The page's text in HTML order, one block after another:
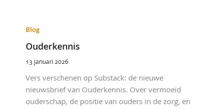
Blog
Ouderkennis
13 januari 2026
Vers verschenen op Substack: de nieuwe
nieuwsbrief van Ouderkennis. Over vermoeid
ouderschap, de positie van ouders in de zorg, en